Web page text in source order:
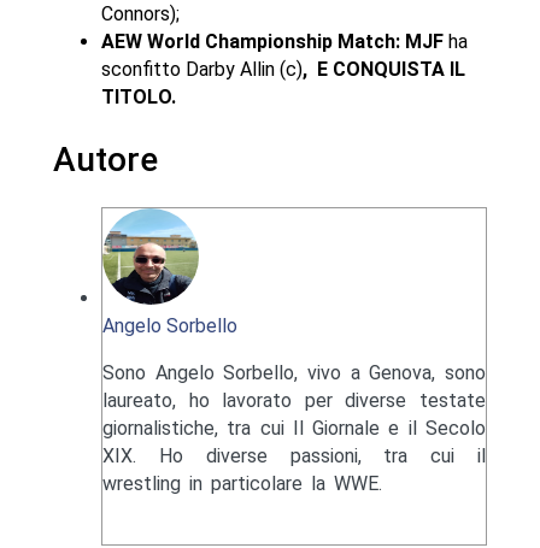
Connors);
AEW World Championship Match: MJFha
sconfitto Darby Allin (c), E CONQUISTA IL
TITOLO.
Autore
Angelo Sorbello
Sono Angelo Sorbello, vivo a Genova, sono
laureato, ho lavorato per diverse testate
giornalistiche, tra cui Il Giornale e il Secolo
XIX. Ho diverse passioni, tra cui il
wrestling in particolare la WWE.